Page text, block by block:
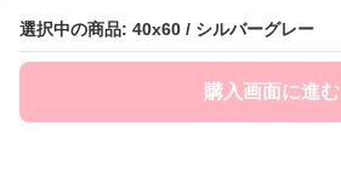
選択中の商品: 40x60 / シルバーグレー
購入画面に進む
選択中の商品: 40x60 / シルバーグレー
購入画面に進む